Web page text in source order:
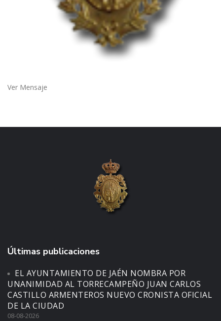
Ver Mensaje
Últimas publicaciones
EL AYUNTAMIENTO DE JAÉN NOMBRA POR
UNANIMIDAD AL TORRECAMPEÑO JUAN CARLOS
CASTILLO ARMENTEROS NUEVO CRONISTA OFICIAL
DE LA CIUDAD
08-08-2026